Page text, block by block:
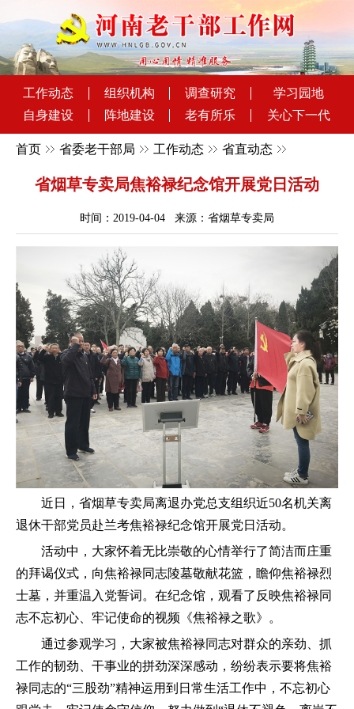
工作动态 组织机构 调查研究
学习园地
自身建设
阵地建设 老有所乐 关心下一代
首页 省委老干部局 工作动态 省直动态
省烟草专卖局焦裕禄纪念馆开展党日活动
时间：2019-04-04 来源：省烟草专卖局
近日，省烟草专卖局离退办党总支组织近50名机关离
退休干部党员赴兰考焦裕禄纪念馆开展党日活动。
活动中，大家怀着无比崇敬的心情举行了简洁而庄重
的拜谒仪式，向焦裕禄同志陵墓敬献花篮，瞻仰焦裕禄烈
士墓，并重温入党誓词。在纪念馆，观看了反映焦裕禄同
志不忘初心、牢记使命的视频《焦裕禄之歌》。
通过参观学习，大家被焦裕禄同志对群众的亲劲、抓
工作的韧劲、干事业的拼劲深深感动，纷纷表示要将焦裕
禄同志的“三股劲”精神运用到日常生活工作中，不忘初心